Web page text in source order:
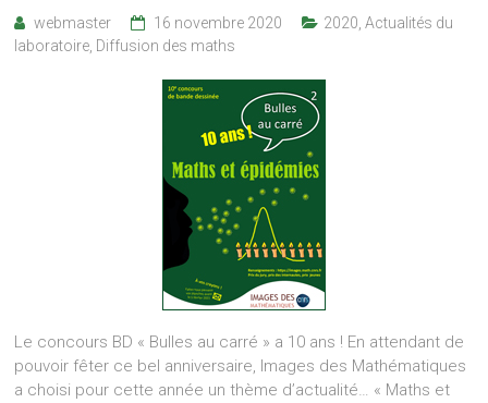
webmaster 16 novembre 2020 2020 ,Actualités du
laboratoire Diffusion des maths
Le concours BD « Bulles au carré » a 10 ans ! En attendant de
pouvoir fêter ce bel anniversaire, Images des Mathématiques
a choisi pour cette année un thème d’actualité… « Maths et